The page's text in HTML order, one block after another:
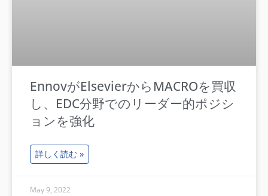
EnnovがElsevierからMACROを買収
し、EDC分野でのリーダー的ポジシ
ョンを強化
詳しく読む »
May 9, 2022